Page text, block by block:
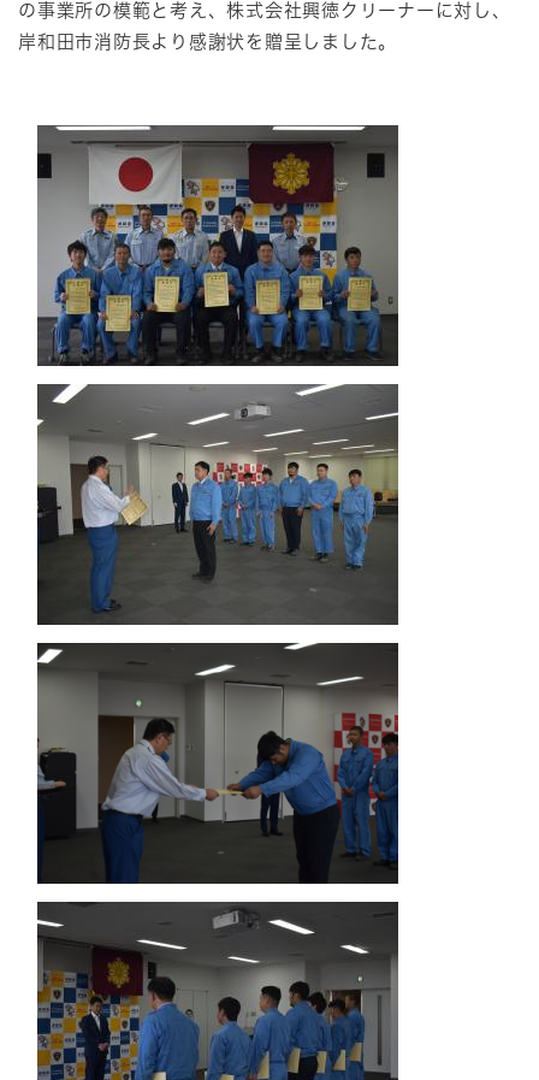
の事業所の模範と考え、株式会社興徳クリーナーに対し、
岸和田市消防長より感謝状を贈呈しました。